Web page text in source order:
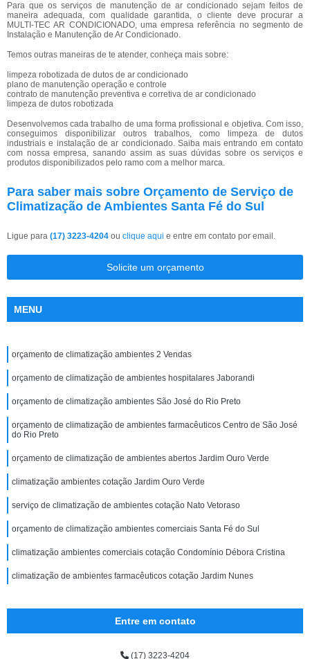
Para que os serviços de manutenção de ar condicionado sejam feitos de
maneira adequada, com qualidade garantida, o cliente deve procurar a
MULTI-TEC AR CONDICIONADO, uma empresa referência no segmento de
Instalação e Manutenção de Ar Condicionado.
Temos outras maneiras de te atender, conheça mais sobre:
limpeza robotizada de dutos de ar condicionado
plano de manutenção operação e controle
contrato de manutenção preventiva e corretiva de ar condicionado
limpeza de dutos robotizada
Desenvolvemos cada trabalho de uma forma profissional e objetiva. Com isso,
conseguimos disponibilizar outros trabalhos, como limpeza de dutos
industriais e instalação de ar condicionado. Saiba mais entrando em contato
com nossa empresa, sanando assim as suas dúvidas sobre os serviços e
produtos disponibilizados pelo ramo com a melhor marca.
Para saber mais sobre Orçamento de Serviço de
Climatização de Ambientes Santa Fé do Sul
Ligue para (17) 3223-4204 ou clique aqui e entre em contato por email.
Solicite um orçamento
MENU
orçamento de climatização ambientes 2 Vendas
orçamento de climatização de ambientes hospitalares Jaborandi
orçamento de climatização ambientes São José do Rio Preto
orçamento de climatização de ambientes farmacêuticos Centro de São José
do Rio Preto
orçamento de climatização de ambientes abertos Jardim Ouro Verde
climatização ambientes cotação Jardim Ouro Verde
serviço de climatização de ambientes cotação Nato Vetoraso
orçamento de climatização ambientes comerciais Santa Fé do Sul
climatização ambientes comerciais cotação Condomínio Débora Cristina
climatização de ambientes farmacêuticos cotação Jardim Nunes
Entre em contato
(17) 3223-4204